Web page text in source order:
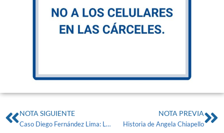
NOTA SIGUIENTE
Caso Diego Fernández Lima: La Justicia rechaza la impunidad y ordena investigar la verdad.
NOTA PREVIA
Historia de Angela Chiapello